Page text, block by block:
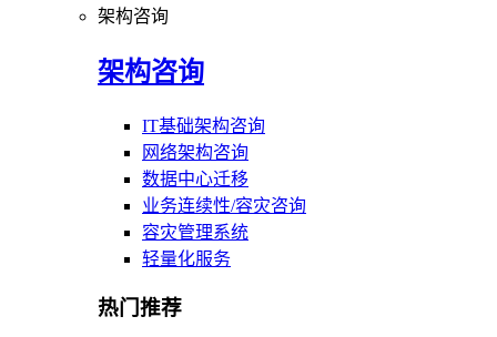
架构咨询
架构咨询
IT基础架构咨询
网络架构咨询
数据中心迁移
业务连续性/容灾咨询
容灾管理系统
轻量化服务
热门推荐